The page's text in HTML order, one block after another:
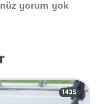
yorum yok
1435